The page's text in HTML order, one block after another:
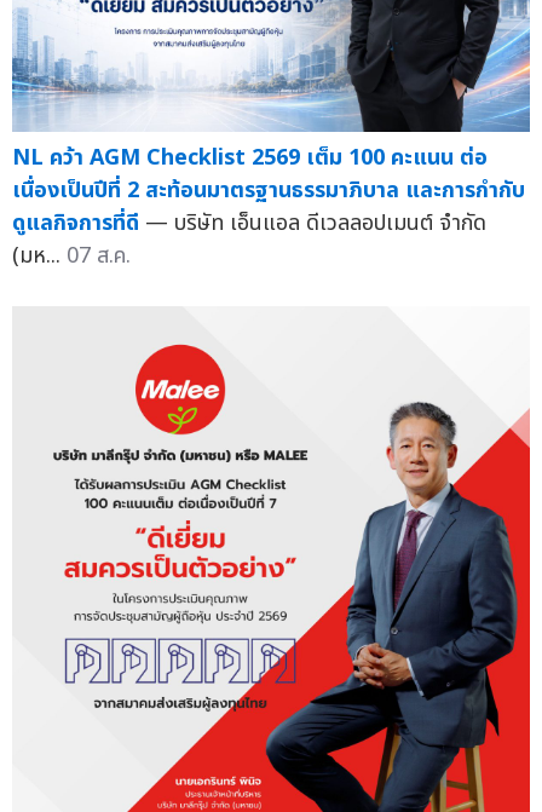
NL คว้า AGM Checklist 2569 เต็ม 100 คะแนน ต่อ
เนื่องเป็นปีที่ 2 สะท้อนมาตรฐานธรรมาภิบาล และการกำกับ
ดูแลกิจการที่ดี — บริษัท เอ็นแอล ดีเวลลอปเมนต์ จำกัด
(มห... 07 ส.ค.